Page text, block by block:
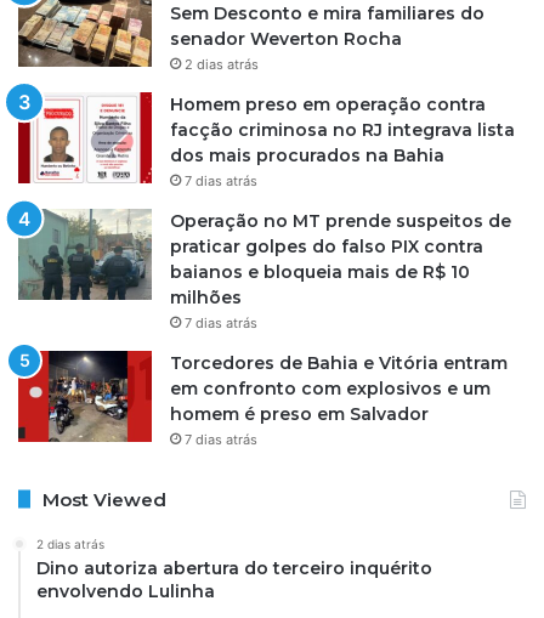
Sem Desconto e mira familiares do
senador Weverton Rocha
2 dias atrás
Homem preso em operação contra
facção criminosa no RJ integrava lista
dos mais procurados na Bahia
7 dias atrás
Operação no MT prende suspeitos de
praticar golpes do falso PIX contra
baianos e bloqueia mais de R$ 10
milhões
7 dias atrás
Torcedores de Bahia e Vitória entram
em confronto com explosivos e um
homem é preso em Salvador
7 dias atrás
Most Viewed
2 dias atrás
Dino autoriza abertura do terceiro inquérito
envolvendo Lulinha